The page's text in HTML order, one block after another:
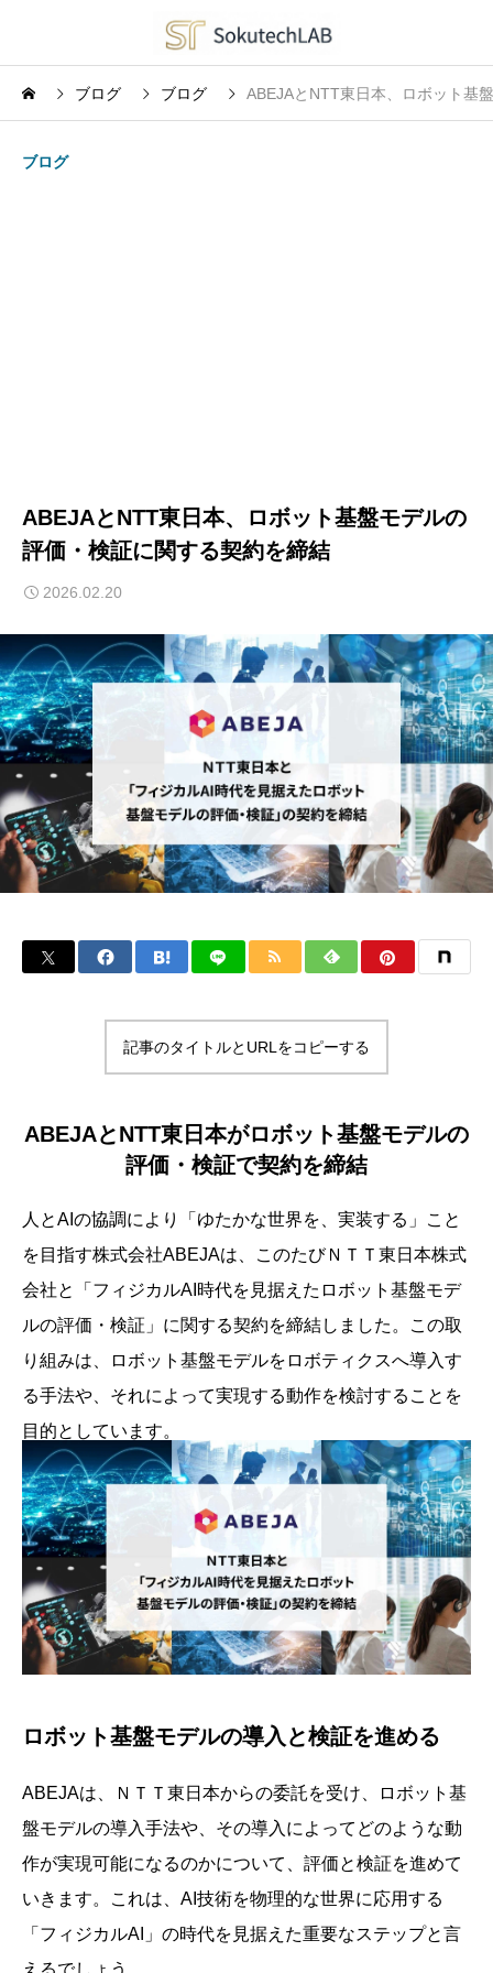
ブログ ブログ ABEJAとNTT東日本、ロボット基
ブログ
ABEJAとNTT東日本、ロボット基盤モデルの
評価・検証に関する契約を締結
2026.02.20
記事のタイトルとURLをコピーする
ABEJAとNTT東日本がロボット基盤モデルの
評価・検証で契約を締結
人とAIの協調により「ゆたかな世界を、実装する」こと
を目指す株式会社ABEJAは、このたびＮＴＴ東日本株式
会社と「フィジカルAI時代を見据えたロボット基盤モデ
ルの評価・検証」に関する契約を締結しました。この取
り組みは、ロボット基盤モデルをロボティクスへ導入す
る手法や、それによって実現する動作を検討することを
目的としています。
ロボット基盤モデルの導入と検証を進める
ABEJAは、ＮＴＴ東日本からの委託を受け、ロボット基
盤モデルの導入手法や、その導入によってどのような動
作が実現可能になるのかについて、評価と検証を進めて
いきます。これは、AI技術を物理的な世界に応用する
「フィジカルAI」の時代を見据えた重要なステップと言
えるでしょう。